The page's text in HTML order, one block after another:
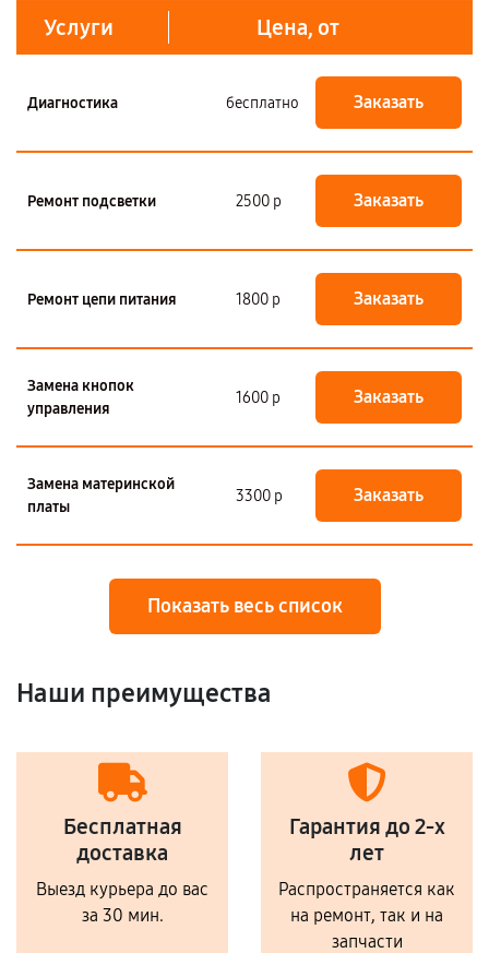
Услуги Цена, от
Диагностика бесплатно Заказать
Ремонт подсветки 2500 р Заказать
Ремонт цепи питания 1800 р Заказать
Замена кнопок
управления
1600 р Заказать
Замена материнской
платы
3300 р Заказать
Показать весь список
Наши преимущества
Бесплатная
доставка
Выезд курьера до вас
за 30 мин.
Гарантия до 2-х
лет
Распространяется как
на ремонт, так и на
запчасти